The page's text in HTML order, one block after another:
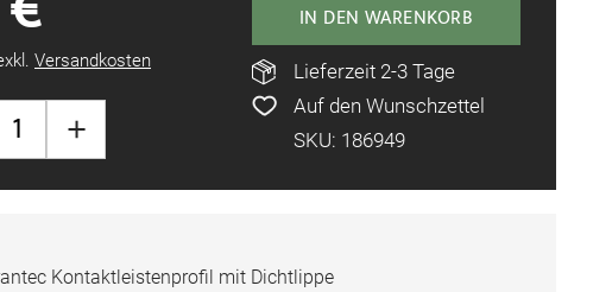
+
Versandkosten
IN DEN WARENKORB
Lieferzeit 2-3 Tage
Auf den Wunschzettel
SKU: 186949
Kontaktleistenprofil mit Dichtlippe